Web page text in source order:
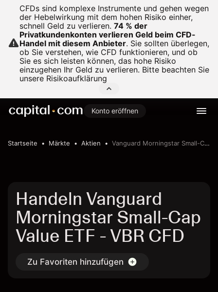
CFDs sind komplexe Instrumente und gehen wegen
der Hebelwirkung mit dem hohen Risiko einher,
schnell Geld zu verlieren. 74 % der
Privatkundenkonten verlieren Geld beim CFD-
Handel mit diesem Anbieter. Sie sollten überlegen,
ob Sie verstehen, wie CFD funktionieren, und ob
Sie es sich leisten können, das hohe Risiko
einzugehen Ihr Geld zu verlieren. Bitte beachten Sie
unsere Risikoaufklärung
Konto eröffnen
Startseite Märkte Aktien Vanguard Morningstar Small-Cap Value ETF
Handeln Vanguard
Morningstar Small-Cap
Value ETF - VBR CFD
Zu Favoriten hinzufügen